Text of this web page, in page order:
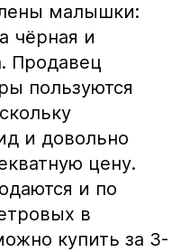
малышки:
чёрная и
Продавец
пользуются
и довольно
цену.
и по
в
купить за 3-